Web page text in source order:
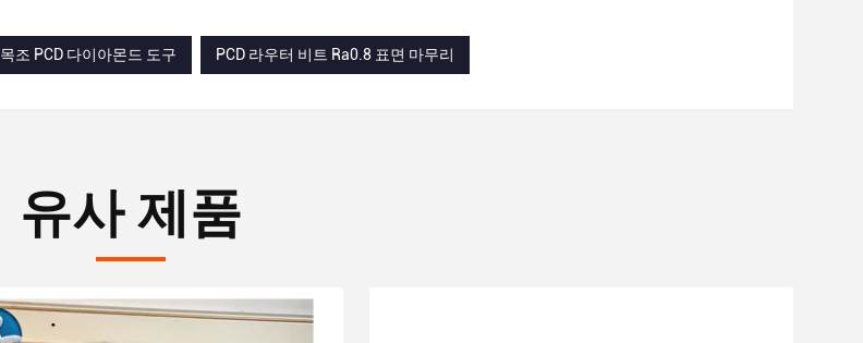
목조 PCD 다이아몬드 도구 PCD 라우터 비트 Ra0.8 표면 마무리
유사 제품